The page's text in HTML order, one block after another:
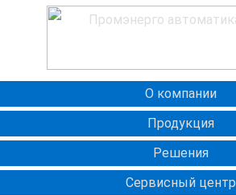
О компании
Продукция
Решения
Сервисный центр